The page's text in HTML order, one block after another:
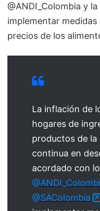
@ANDI_Colombia y
implementar
precios de los
La inflación de
hogares de
productos de
continua en
acordado con
@SAColombia